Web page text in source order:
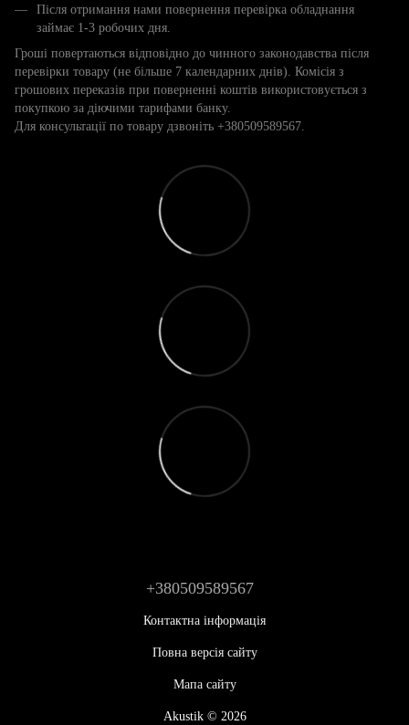
Після отримання нами повернення перевірка обладнання
займає 1-3 робочих дня.
Гроші повертаються відповідно до чинного законодавства після
перевірки товару (не більше 7 календарних днів). Комісія з
грошових переказів при поверненні коштів використовується з
покупкою за діючими тарифами банку.
Для консультації по товару дзвоніть +380509589567.
+380509589567
Контактна інформація
Повна версія сайту
Мапа сайту
Akustik © 2026